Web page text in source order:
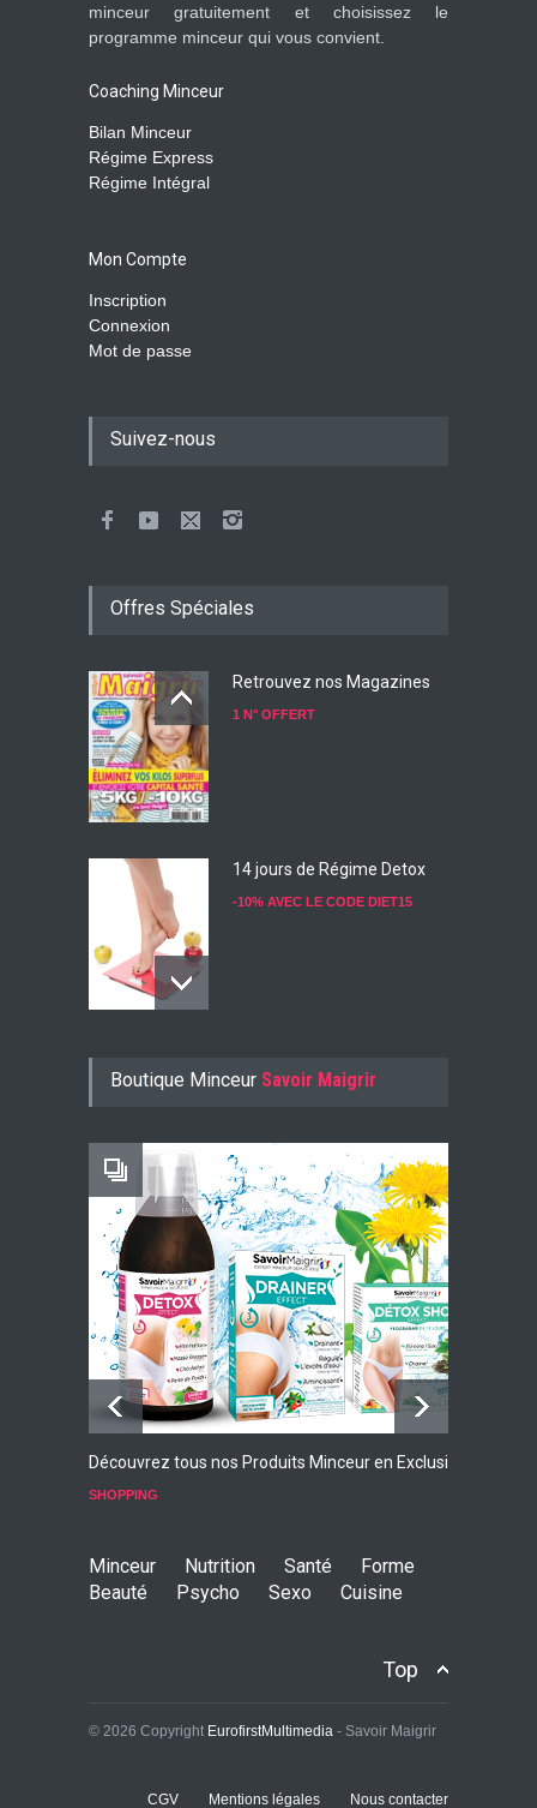
minceur gratuitement et choisissez le
programme minceur qui vous convient.
Coaching Minceur
Bilan Minceur
Régime Express
Régime Intégral
Mon Compte
Inscription
Connexion
Mot de passe
Suivez-nous
Offres Spéciales
Retrouvez nos Magazines
1 N° OFFERT
14 jours de Régime Detox
-10% AVEC LE CODE DIET15
-10% AVEC LE CODE KONJ10
Faites Votre Bilan Minceur
GRATUIT
Boutique Minceur Savoir Maigrir
Découvrez tous nos Produits Minceur en Exclusivité
SHOPPING
Minceur Nutrition Santé
Forme
Beauté
Psycho Sexo Cuisine
Top
© 2026 Copyright EurofirstMultimedia - Savoir Maigrir
CGV Mentions légales Nous contacter